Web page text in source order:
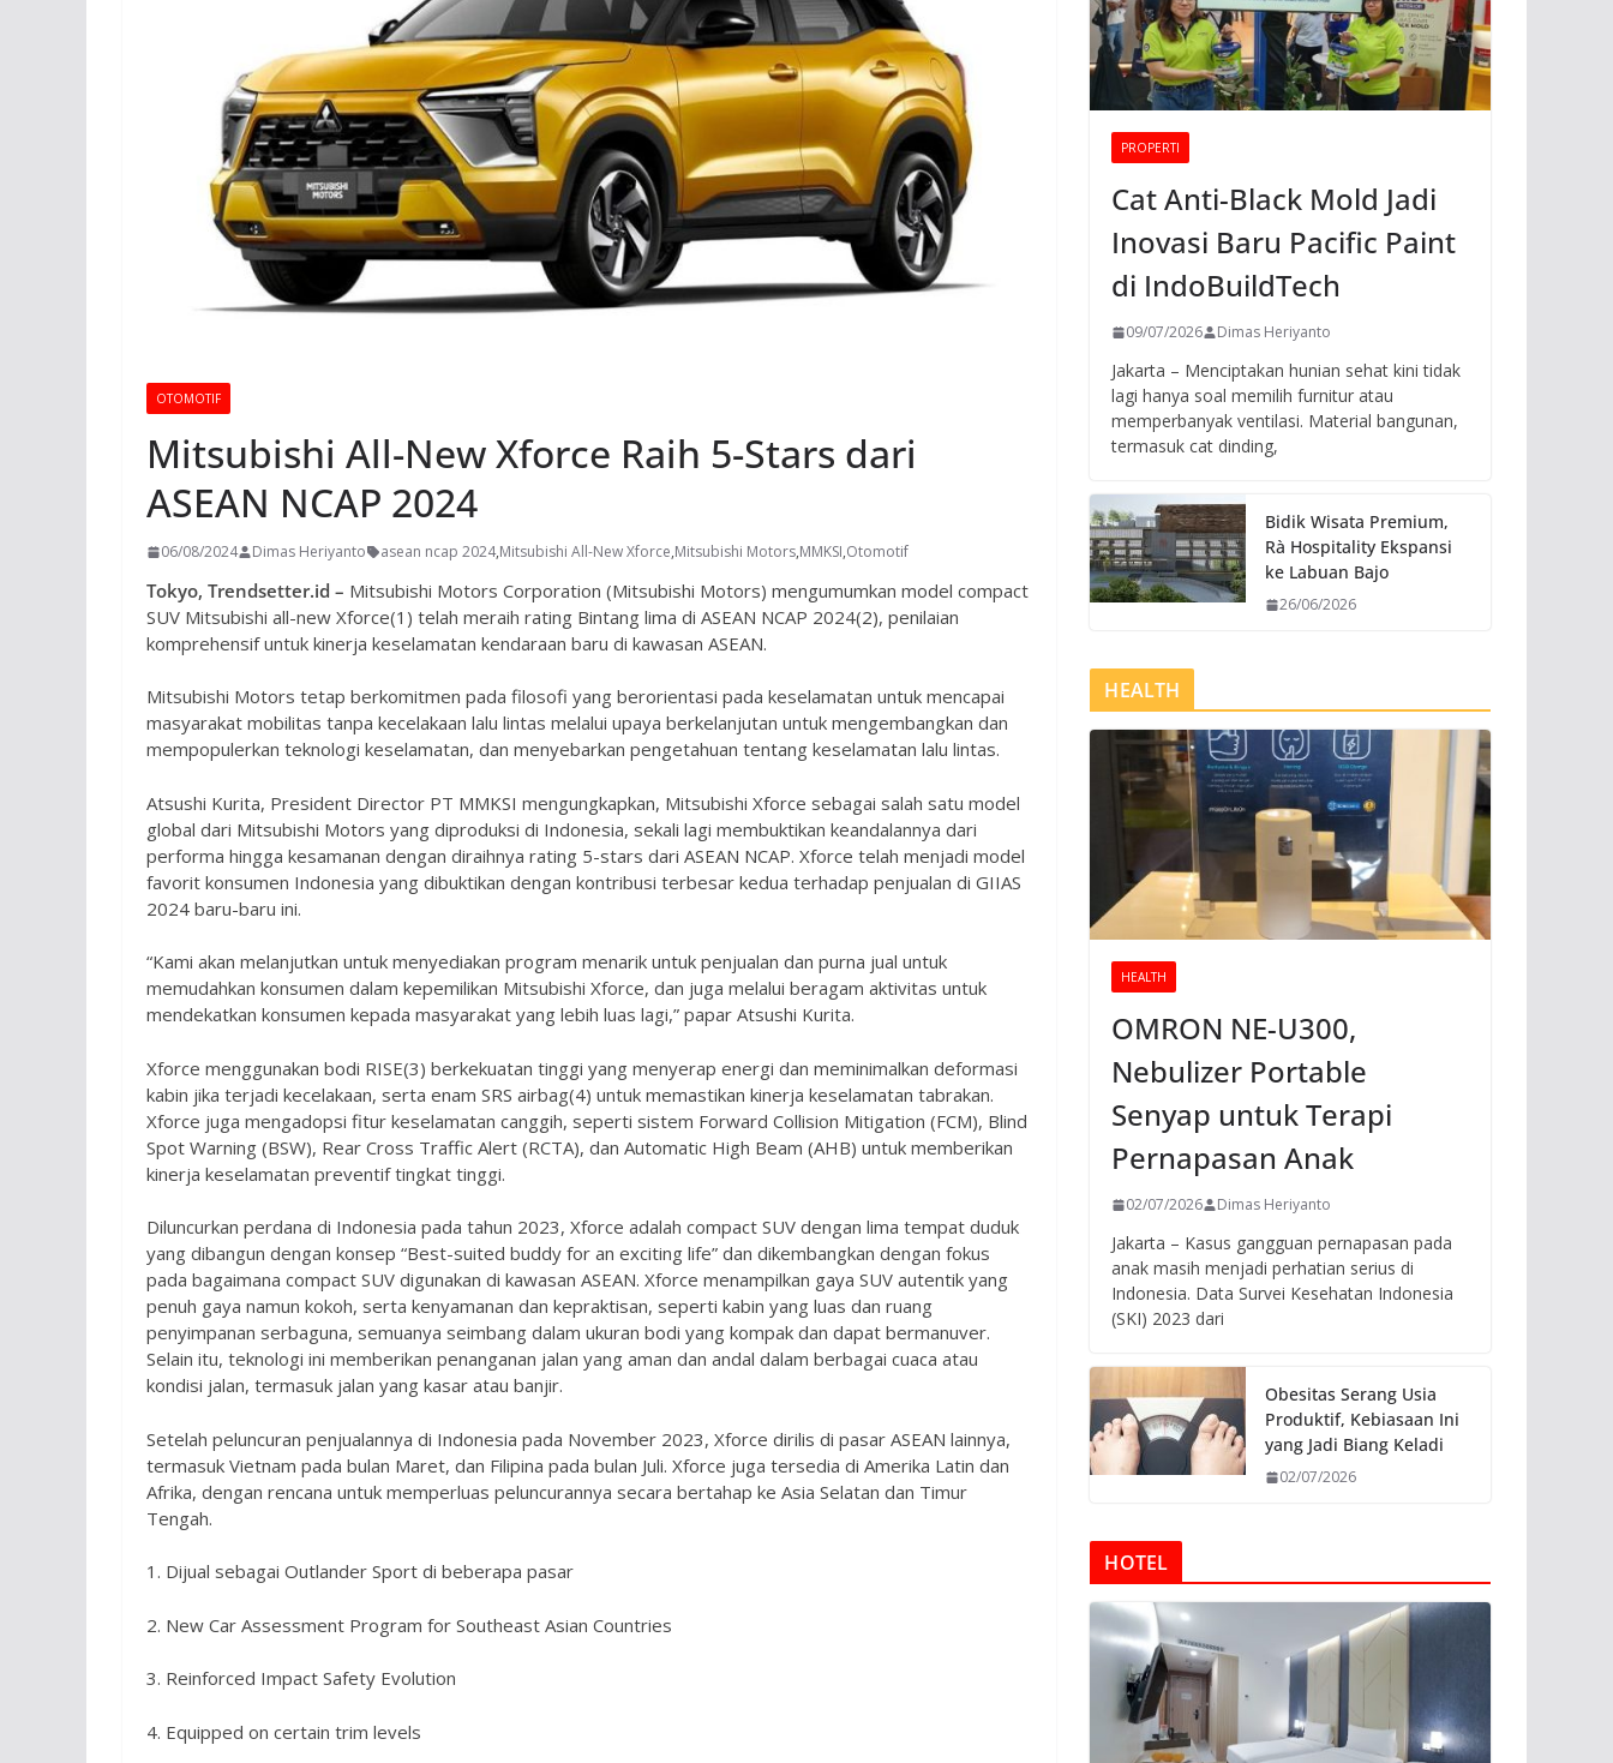
OTOMOTIF
Mitsubishi All-New Xforce Raih 5-Stars dari
ASEAN NCAP 2024
06/08/2024 Dimas Heriyanto asean ncap 2024,Mitsubishi All-New Xforce,Mitsubishi Motors,MMKSI,Otomotif
Tokyo, Trendsetter.id – Mitsubishi Motors Corporation (Mitsubishi Motors) mengumumkan model compact
SUV Mitsubishi all-new Xforce(1) telah meraih rating Bintang lima di ASEAN NCAP 2024(2), penilaian
komprehensif untuk kinerja keselamatan kendaraan baru di kawasan ASEAN.
Mitsubishi Motors tetap berkomitmen pada filosofi yang berorientasi pada keselamatan untuk mencapai
masyarakat mobilitas tanpa kecelakaan lalu lintas melalui upaya berkelanjutan untuk mengembangkan dan
mempopulerkan teknologi keselamatan, dan menyebarkan pengetahuan tentang keselamatan lalu lintas.
Atsushi Kurita, President Director PT MMKSI mengungkapkan, Mitsubishi Xforce sebagai salah satu model
global dari Mitsubishi Motors yang diproduksi di Indonesia, sekali lagi membuktikan keandalannya dari
performa hingga kesamanan dengan diraihnya rating 5-stars dari ASEAN NCAP. Xforce telah menjadi model
favorit konsumen Indonesia yang dibuktikan dengan kontribusi terbesar kedua terhadap penjualan di GIIAS
2024 baru-baru ini.
“Kami akan melanjutkan untuk menyediakan program menarik untuk penjualan dan purna jual untuk
memudahkan konsumen dalam kepemilikan Mitsubishi Xforce, dan juga melalui beragam aktivitas untuk
mendekatkan konsumen kepada masyarakat yang lebih luas lagi,” papar Atsushi Kurita.
Xforce menggunakan bodi RISE(3) berkekuatan tinggi yang menyerap energi dan meminimalkan deformasi
kabin jika terjadi kecelakaan, serta enam SRS airbag(4) untuk memastikan kinerja keselamatan tabrakan.
Xforce juga mengadopsi fitur keselamatan canggih, seperti sistem Forward Collision Mitigation (FCM), Blind
Spot Warning (BSW), Rear Cross Traffic Alert (RCTA), dan Automatic High Beam (AHB) untuk memberikan
kinerja keselamatan preventif tingkat tinggi.
Diluncurkan perdana di Indonesia pada tahun 2023, Xforce adalah compact SUV dengan lima tempat duduk
yang dibangun dengan konsep “Best-suited buddy for an exciting life” dan dikembangkan dengan fokus
pada bagaimana compact SUV digunakan di kawasan ASEAN. Xforce menampilkan gaya SUV autentik yang
penuh gaya namun kokoh, serta kenyamanan dan kepraktisan, seperti kabin yang luas dan ruang
penyimpanan serbaguna, semuanya seimbang dalam ukuran bodi yang kompak dan dapat bermanuver.
Selain itu, teknologi ini memberikan penanganan jalan yang aman dan andal dalam berbagai cuaca atau
kondisi jalan, termasuk jalan yang kasar atau banjir.
Setelah peluncuran penjualannya di Indonesia pada November 2023, Xforce dirilis di pasar ASEAN lainnya,
termasuk Vietnam pada bulan Maret, dan Filipina pada bulan Juli. Xforce juga tersedia di Amerika Latin dan
Afrika, dengan rencana untuk memperluas peluncurannya secara bertahap ke Asia Selatan dan Timur
Tengah.
1. Dijual sebagai Outlander Sport di beberapa pasar
2. New Car Assessment Program for Southeast Asian Countries
3. Reinforced Impact Safety Evolution
4. Equipped on certain trim levels
PROPERTI
Cat Anti-Black Mold Jadi
Inovasi Baru Pacific Paint
di IndoBuildTech
09/07/2026 Dimas Heriyanto
Jakarta – Menciptakan hunian sehat kini tidak
lagi hanya soal memilih furnitur atau
memperbanyak ventilasi. Material bangunan,
termasuk cat dinding,
Bidik Wisata Premium,
Rà Hospitality Ekspansi
ke Labuan Bajo
26/06/2026
HEALTH
HEALTH
OMRON NE-U300,
Nebulizer Portable
Senyap untuk Terapi
Pernapasan Anak
02/07/2026 Dimas Heriyanto
Jakarta – Kasus gangguan pernapasan pada
anak masih menjadi perhatian serius di
Indonesia. Data Survei Kesehatan Indonesia
(SKI) 2023 dari
Obesitas Serang Usia
Produktif, Kebiasaan Ini
yang Jadi Biang Keladi
02/07/2026
HOTEL